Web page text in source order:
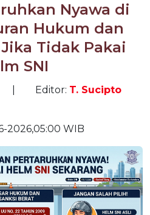
Nyawa di
Hukum dan
Tidak Pakai
SNI
Editor: T. Sucipto
2026,05:00 WIB